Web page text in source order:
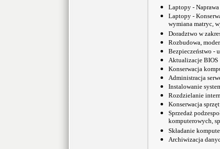
Laptopy -
Laptopy -
wymiana matryc,
Doradztwo w
Rozbudowa,
Bezpieczeństwo -
Aktualizacje BIOS
Konserwacja
Administracja
Instalowanie
Rozdzielanie
Konserwacja
Sprzedaż
komputerowych,
Składanie
Archiwizacja